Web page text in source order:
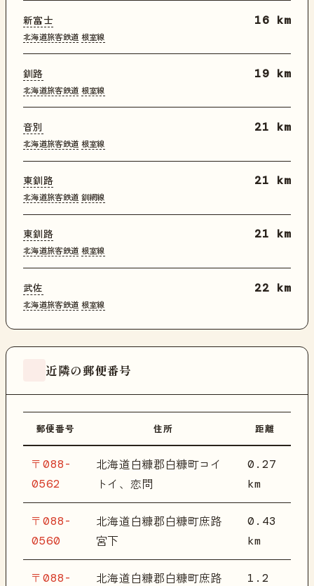
新富士
北海道旅客鉄道 根室線
16 km
釧路
北海道旅客鉄道 根室線
19 km
音別
北海道旅客鉄道 根室線
21 km
東釧路
北海道旅客鉄道 釧網線
21 km
東釧路
北海道旅客鉄道 根室線
21 km
武佐
北海道旅客鉄道 根室線
22 km
近隣の郵便番号
郵便番号 住所 距離
〒088-
0562
北海道白糠郡白糠町コイ
トイ、恋問
0.27
km
〒088-
0560
北海道白糠郡白糠町庶路
宮下
0.43
km
〒088- 北海道白糠郡白糠町庶路 1.2